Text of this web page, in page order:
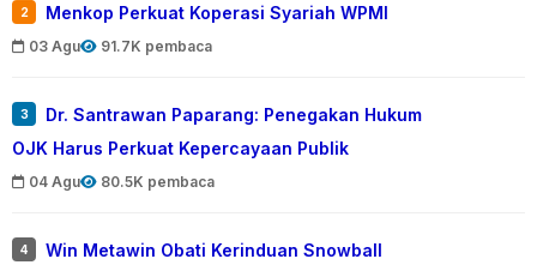
2 Menkop Perkuat Koperasi Syariah WPMI
03 Agu 91.7K pembaca
3
Dr. Santrawan Paparang: Penegakan Hukum
OJK Harus Perkuat Kepercayaan Publik
04 Agu 80.5K pembaca
4
Win Metawin Obati Kerinduan Snowball